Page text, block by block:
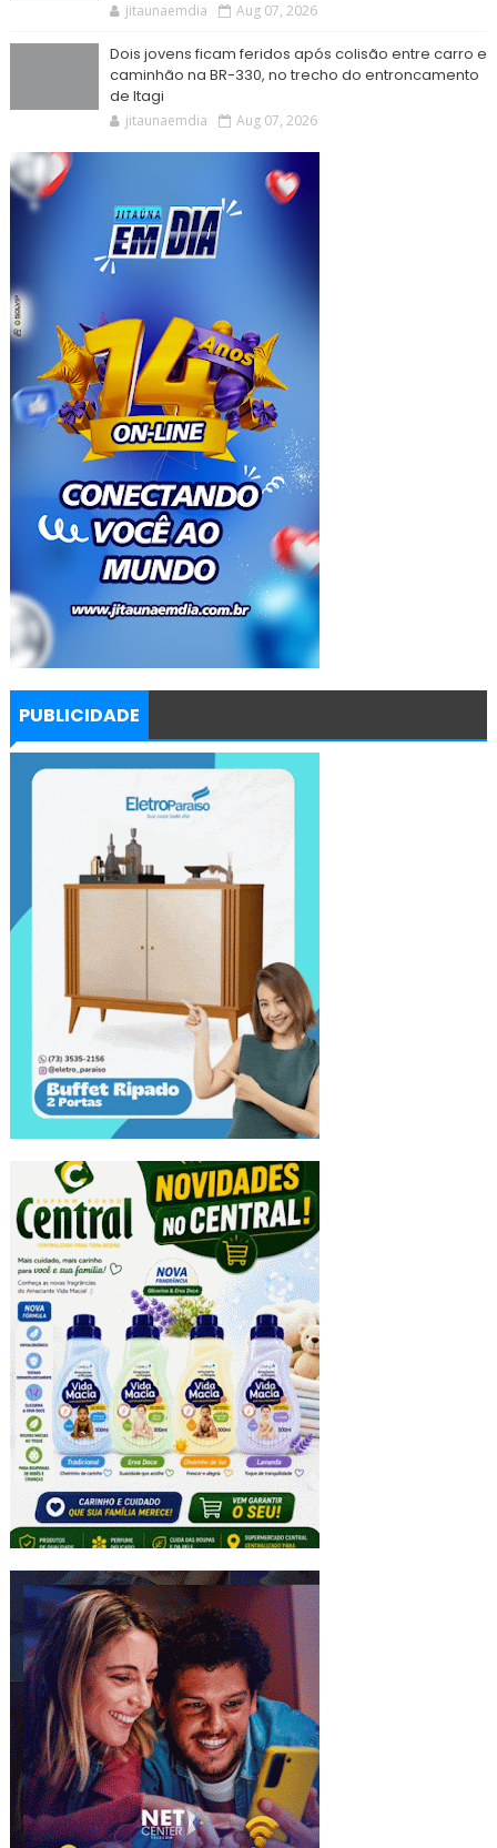
jitaunaemdia Aug 07, 2026
Dois jovens ficam feridos após colisão entre carro e
caminhão na BR-330, no trecho do entroncamento
de Itagi
jitaunaemdia Aug 07, 2026
PUBLICIDADE